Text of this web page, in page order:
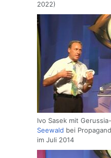
2022)
Ivo Sasek mit
Seewald bei
im Juli 2014